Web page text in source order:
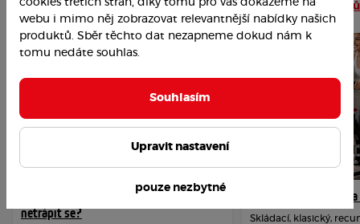
Nejoblíbenější články Číst více článků
Jak překonat závislost na cukru a
netrápit se?
Jak vybrat rotoped
Skládací, klasický,
webu i mimo něj zobrazovat relevantnější nabídky našich
produktů. Sběr těchto dat nezapneme dokud nám k
tomu nedáte souhlas.
Souhlasím
Upravit nastavení
pouze nezbytné